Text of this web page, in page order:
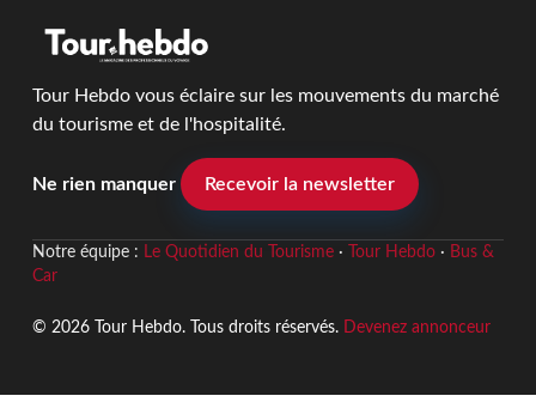
Tour Hebdo vous éclaire sur les mouvements du marché
du tourisme et de l'hospitalité.
Ne rien manquer Recevoir la newsletter
Notre équipe : Le Quotidien du Tourisme· Tour Hebdo· Bus &
Car
© 2026 Tour Hebdo. Tous droits réservés. Devenez annonceur